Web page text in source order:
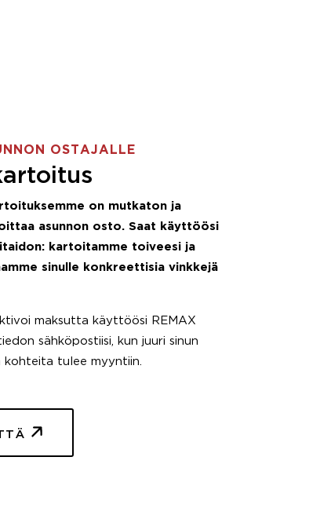
OSTAJALLE
on mutkaton ja
asunnon osto. Saat käyttöösi
kartoitamme toiveesi ja
sinulle konkreettisia vinkkejä
maksutta käyttöösi REMAX
sähköpostiisi, kun juuri sinun
kohteita tulee myyntiin.